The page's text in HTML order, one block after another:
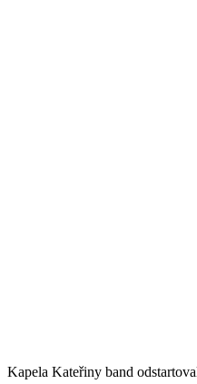
Kapela Kateřiny band